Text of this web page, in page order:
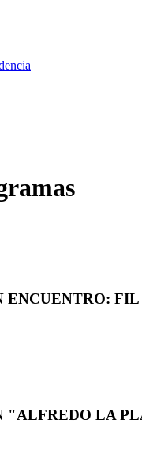
"ALFREDO LA